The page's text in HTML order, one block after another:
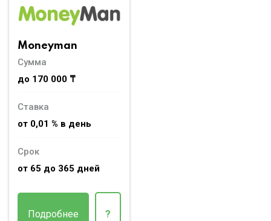
Moneyman
Сумма
до 170 000 ₸
Ставка
от 0,01 % в день
Срок
от 65 до 365 дней
Подробнее ?